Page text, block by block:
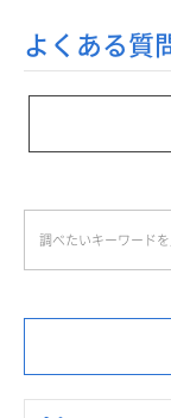
よくある質